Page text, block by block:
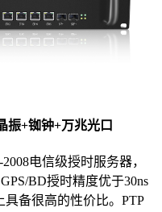
振+铷钟+万兆光口
电信级授时服务器，
BD授时精度优于30ns
具备很高的性价比。PTP